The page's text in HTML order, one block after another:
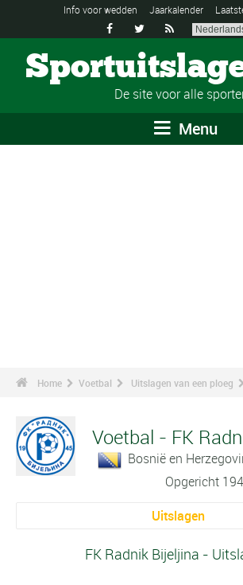
Info voor wedden Jaarkalender
  
De site voor alle
Menu
Home Voetbal Uitslagen van een ploeg
Voetbal - FK
Bosnië en
Opgericht
Uitslagen
FK Radnik Bijeljina -